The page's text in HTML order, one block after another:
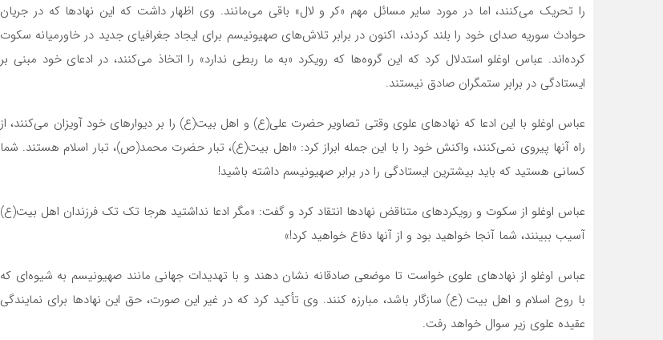
را تحریک می‌کنند، اما در مورد سایر مسائل مهم «کر و لال» باقی می‌مانند. وی اظهار داشت که این نهادها که در جریان
حوادث سوریه صدای خود را بلند کردند، اکنون در برابر تلاش‌های صهیونیسم برای ایجاد جغرافیای جدید در خاورمیانه سکوت
کرده‌اند. عباس اوغلو استدلال کرد که این گروه‌ها که رویکرد «به ما ربطی ندارد» را اتخاذ می‌کنند، در ادعای خود مبنی بر
ایستادگی در برابر ستمگران صادق نیستند.
عباس اوغلو با این ادعا که نهادهای علوی وقتی تصاویر حضرت علی(ع) و اهل بیت(ع) را بر دیوارهای خود آویزان می‌کنند، از
راه آنها پیروی نمی‌کنند، واکنش خود را با این جمله ابراز کرد: «اهل بیت(ع)، تبار حضرت محمد(ص)، تبار اسلام هستند. شما
کسانی هستید که باید بیشترین ایستادگی را در برابر صهیونیسم داشته باشید!
عباس اوغلو از سکوت و رویکردهای متناقض نهادها انتقاد کرد و گفت: «مگر ادعا نداشتید هرجا تک تک فرزندان اهل بیت(ع)
آسیب ببینند، شما آنجا خواهید بود و از آنها دفاع خواهید کرد!»
عباس اوغلو از نهادهای علوی خواست تا موضعی صادقانه نشان دهند و با تهدیدات جهانی مانند صهیونیسم به شیوه‌ای که
با روح اسلام و اهل بیت (ع) سازگار باشد، مبارزه کنند. وی تأکید کرد که در غیر این صورت، حق این نهادها برای نمایندگی
عقیده علوی زیر سوال خواهد رفت.